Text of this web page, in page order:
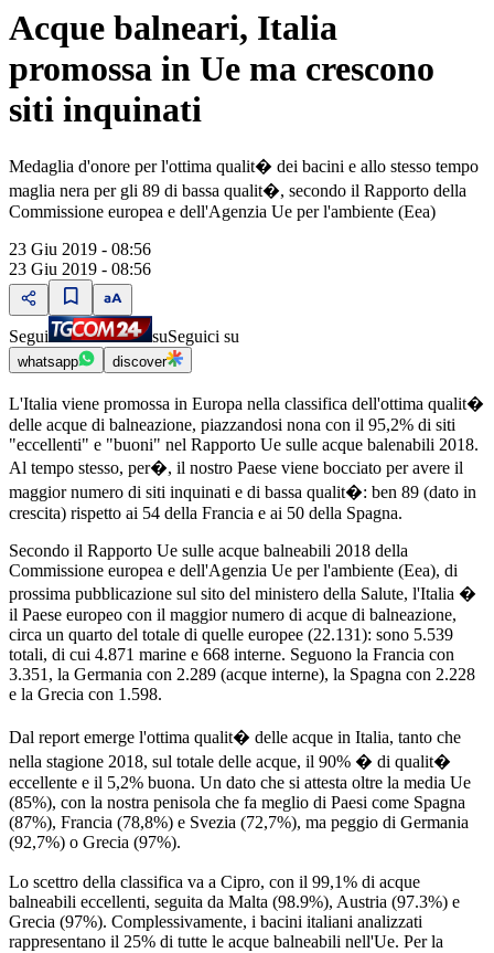
Acque balneari, Italia
promossa in Ue ma crescono
siti inquinati
Medaglia d'onore per l'ottima qualit� dei bacini e allo stesso tempo
maglia nera per gli 89 di bassa qualit�, secondo il Rapporto della
Commissione europea e dell'Agenzia Ue per l'ambiente (Eea)
23 Giu 2019 - 08:56
23 Giu 2019 - 08:56
Segui suSeguici su
whatsapp discover
L'Italia viene promossa in Europa nella classifica dell'ottima qualit�
delle acque di balneazione, piazzandosi nona con il 95,2% di siti
"eccellenti" e "buoni" nel Rapporto Ue sulle acque balenabili 2018.
Al tempo stesso, per�, il nostro Paese viene bocciato per avere il
maggior numero di siti inquinati e di bassa qualit�: ben 89 (dato in
crescita) rispetto ai 54 della Francia e ai 50 della Spagna.
Secondo il Rapporto Ue sulle acque balneabili 2018 della
Commissione europea e dell'Agenzia Ue per l'ambiente (Eea), di
prossima pubblicazione sul sito del ministero della Salute, l'Italia �
il Paese europeo con il maggior numero di acque di balneazione,
circa un quarto del totale di quelle europee (22.131): sono 5.539
totali, di cui 4.871 marine e 668 interne. Seguono la Francia con
3.351, la Germania con 2.289 (acque interne), la Spagna con 2.228
e la Grecia con 1.598.
Dal report emerge l'ottima qualit� delle acque in Italia, tanto che
nella stagione 2018, sul totale delle acque, il 90% � di qualit�
eccellente e il 5,2% buona. Un dato che si attesta oltre la media Ue
(85%), con la nostra penisola che fa meglio di Paesi come Spagna
(87%), Francia (78,8%) e Svezia (72,7%), ma peggio di Germania
(92,7%) o Grecia (97%).
Lo scettro della classifica va a Cipro, con il 99,1% di acque
balneabili eccellenti, seguita da Malta (98.9%), Austria (97.3%) e
Grecia (97%). Complessivamente, i bacini italiani analizzati
rappresentano il 25% di tutte le acque balneabili nell'Ue. Per la